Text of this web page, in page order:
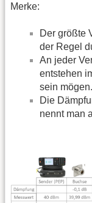
Merke:
Der größte
der Regel
An jeder
entstehen
sein mögen.
Die
nennt man